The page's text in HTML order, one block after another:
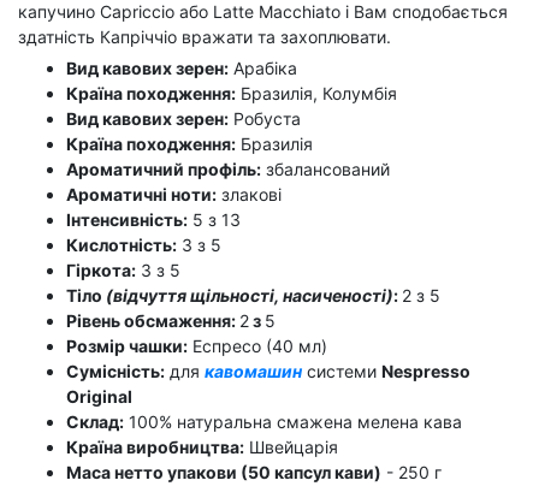
капучино Capriccio або Latte Macchiato і Вам сподобається
здатність Капріччіо вражати та захоплювати.
Вид кавових зерен: Арабіка
Країна походження: Бразилія, Колумбія
Вид кавових зерен: Робуста
Країна походження: Бразилія
Ароматичний профіль: збалансований
Ароматичні ноти: злакові
Інтенсивність: 5 з 13
Кислотність: 3 з 5
Гіркота: 3 з 5
Тіло (відчуття щільності, насиченості): 2 з 5
Рівень обсмаження: 2з 5
Розмір чашки: Еспресо (40 мл)
Сумісність: для кавомашин системи Nespresso
Original
Склад: 100% натуральна смажена мелена кава
Країна виробництва: Швейцарія
Маса нетто упакови (50 капсул кави) - 250 г